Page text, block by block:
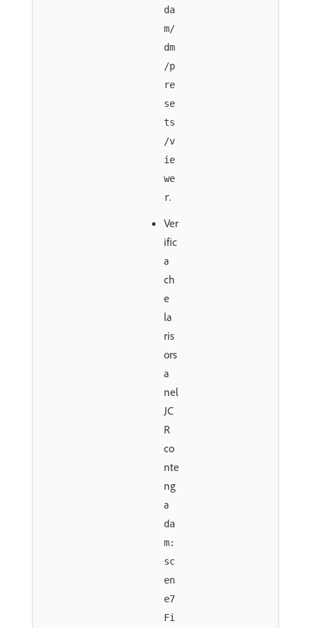
da
m/
dm
/p
re
se
ts
/v
ie
we
r.
Ver
ific
a
ch
e
la
ris
ors
a
nel
JC
R
co
nte
ng
a
da
m:
sc
en
e7
Fi